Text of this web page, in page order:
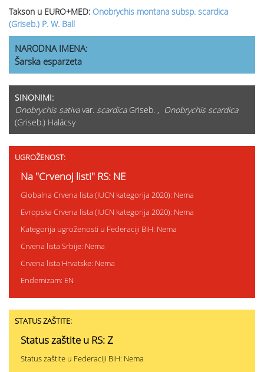
Takson u EURO+MED: Onobrychis montana subsp. scardica
(Griseb.) P. W. Ball
NARODNA IMENA:
Šarska esparzeta
SINONIMI:
Onobrychis sativavar. scardicaGriseb. , Onobrychis scardica
(Griseb.) Halácsy
UGROŽENOST:
Na "Crvenoj listi" RS: NE
Globalna Crvena lista (IUCN kategorija 2020): Nema
Evropska Crvena lista (IUCN kategorija 2020): Nema
Kategorija ugroženosti u Federaciji BiH: Nema
Crvena lista Srbije: Nema
Crvena lista Hrvatske: Nema
Endemizam: EN
STATUS ZAŠTITE:
Status zaštite u RS: Z
Status zaštite u Federaciji BiH: Nema